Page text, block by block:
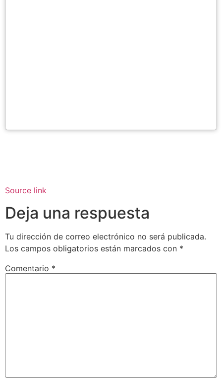
Source link
Deja una respuesta
Tu dirección de correo electrónico no será publicada.
Los campos obligatorios están marcados con *
Comentario *